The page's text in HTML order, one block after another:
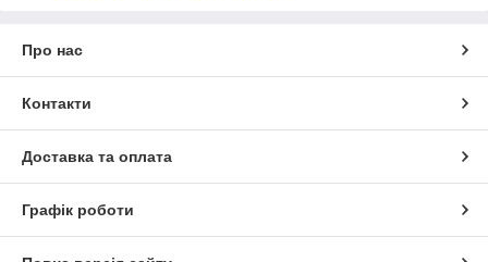
Про нас
Контакти
Доставка та оплата
Графік роботи